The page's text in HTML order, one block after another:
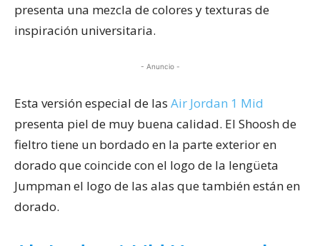
presenta una mezcla de colores y texturas de
inspiración universitaria.
- Anuncio -
Esta versión especial de las Air Jordan 1 Mid
presenta piel de muy buena calidad. El Shoosh de
fieltro tiene un bordado en la parte exterior en
dorado que coincide con el logo de la lengüeta
Jumpman el logo de las alas que también están en
dorado.